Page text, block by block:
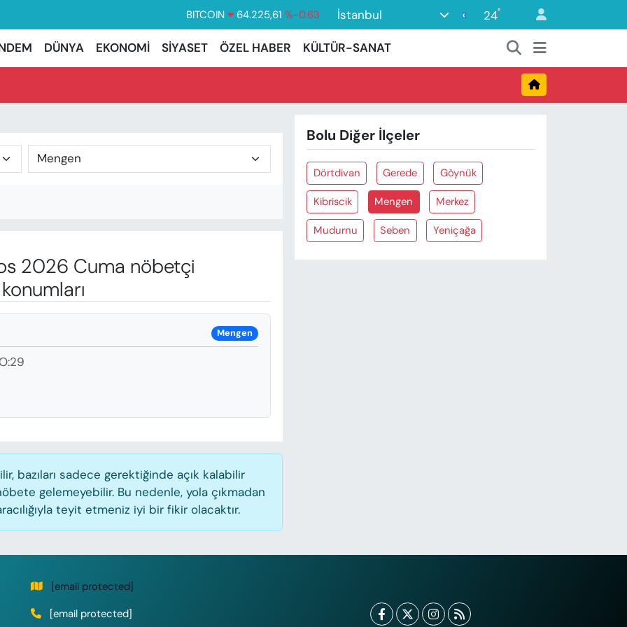
BITCOIN 64.225,61 %-0.63
DOLAR
47,7143
%0.16
EURO
55,0317 %-0.02
%70
İstanbul 24°
DÜNYA EKONOMİ SİYASET ÖZEL HABER KÜLTÜR-SANAT
2026 Cuma nöbetçi
Mengen
bazıları sadece gerektiğinde açık kalabilir
gelemeyebilir. Bu nedenle, yola çıkmadan
teyit etmeniz iyi bir fikir olacaktır.
Bolu Diğer İlçeler
Dörtdivan Gerede Göynük
Kibriscik Mengen Merkez
Mudurnu Seben Yeniçağa
[email protected]
[email protected]